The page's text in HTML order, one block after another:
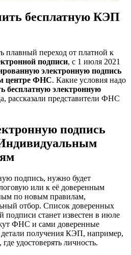
бесплатную КЭП
плавный переход от платной к
подписи, с 1 июля 2021
электронную подпись
центре ФНС. Какие условия надо
бесплатную электронную
рассказали представители ФНС
подпись
подпись, нужно будет
или к её доверенным
по новым правилам,
отбор. Список доверенных
подписи станет известен в июле
ФНС и сами доверенные
детали получения КЭП, например,
удостоверять личность.